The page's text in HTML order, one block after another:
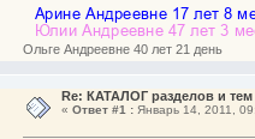
Ольге Андреевне 40 лет 21 день
Re: КАТАЛОГ разделов и тем
« Ответ #1 :Январь 14, 2011,